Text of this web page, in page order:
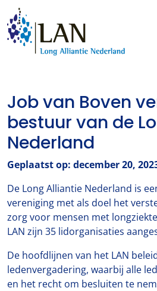
Job van Boven
bestuur van de
Nederland
Geplaatst op: december 20,
De Long Alliantie Nederland is
vereniging met als doel het
zorg voor mensen met
LAN zijn 35 lidorganisaties
De hoofdlijnen van het LAN
ledenvergadering, waarbij alle
en het recht om besluiten te